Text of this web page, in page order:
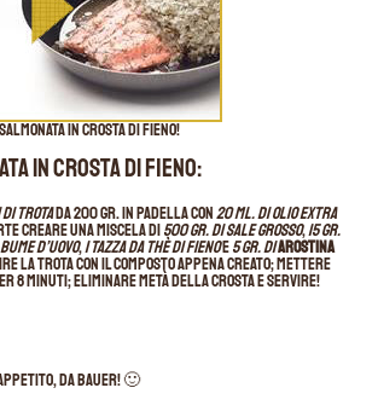
in crosta di fieno!
in crosta di fieno:
di trotada 200 gr. in padella con20 ml. di olio extra
creare una miscela di500 gr. di sale grosso,15 gr.
d’uovo,1 tazza da thè di fienoe5 gr. diArostina
la trota con il composto appena creato; mettere
8 minuti; eliminare metà della crosta e servire!
da Bauer! 🙂